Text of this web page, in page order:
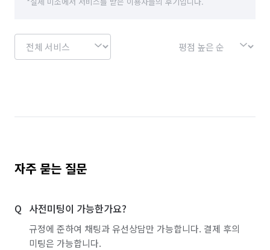
자주 묻는 질문
사전미팅이 가능한가요?
규정에 준하여 채팅과 유선상담만 가능합니다. 결제 후의
미팅은 가능합니다.